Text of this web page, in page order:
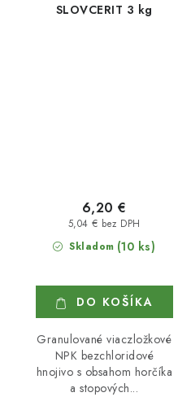
SLOVCERIT 3 kg
Skladom (10 ks)
5,04 € bez DPH
6,20 €
DO KOŠÍKA
Granulované viaczložkové
NPK bezchloridové
hnojivo s obsahom horčíka
a stopových...